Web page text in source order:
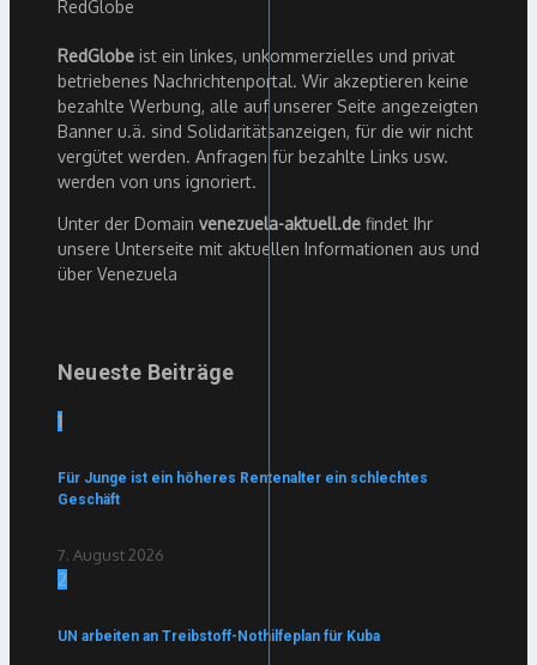
RedGlobe ist ein linkes, unkommerzielles und privat
betriebenes Nachrichtenportal. Wir akzeptieren keine
bezahlte Werbung, alle auf unserer Seite angezeigten
Banner u.ä. sind Solidaritätsanzeigen, für die wir nicht
vergütet werden. Anfragen für bezahlte Links usw.
werden von uns ignoriert.
Unter der Domain venezuela-aktuell.de findet Ihr
unsere Unterseite mit aktuellen Informationen aus und
über Venezuela
Neueste Beiträge
1
Für Junge ist ein höheres Rentenalter ein schlechtes
Geschäft
7. August 2026
2
UN arbeiten an Treibstoff-Nothilfeplan für Kuba